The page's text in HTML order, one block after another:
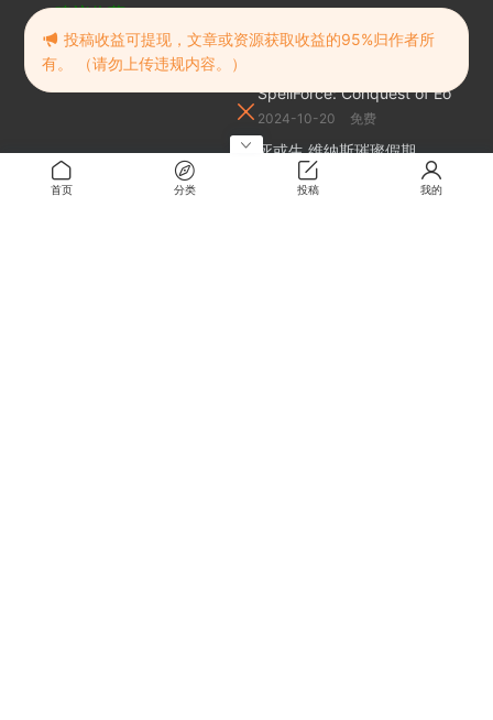
建议收藏
随机推荐
SpellForce: Conquest of Eo
2024-10-20 免费
死或生 维纳斯璀璨假期
2025-03-29
首页 分类 投稿 我的
投稿收益可提现，文章或资源获取收益的95%归作者所
有。 （请勿上传违规内容。）